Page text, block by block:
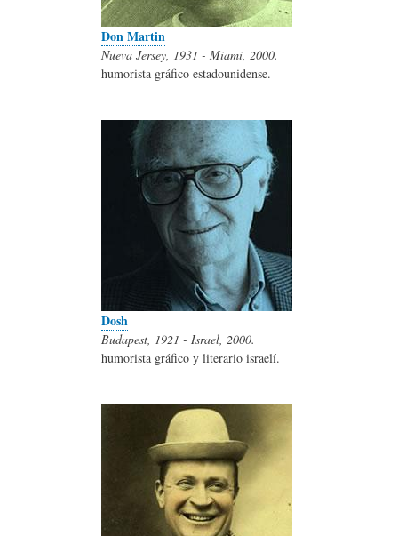
Don Martin
Nueva Jersey, 1931 - Miami, 2000.
humorista gráfico estadounidense.
Dosh
Budapest, 1921 - Israel, 2000.
humorista gráfico y literario israelí.